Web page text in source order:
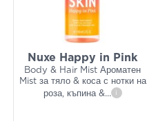
Nuxe Happy in Pink
Body & Hair Mist Ароматен
Mist за тяло & коса с нотки на
роза, къпина &... i